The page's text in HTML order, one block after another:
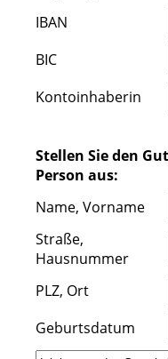
IBAN
BIC
Kontoinhaberin
Stellen Sie den
Person aus:
Name, Vorname
Straße,
Hausnummer
PLZ, Ort
Geburtsdatum